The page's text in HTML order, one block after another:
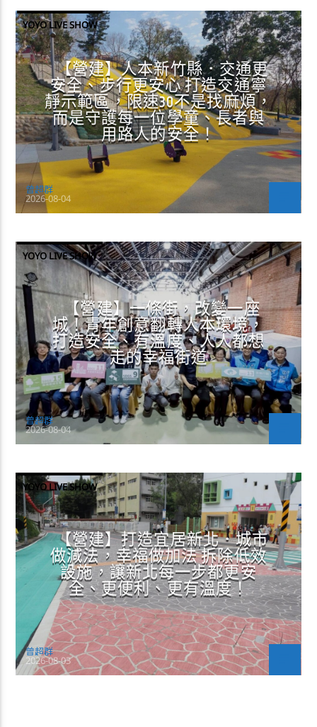
YOYO LIVE SHOW
【營建】人本新竹縣．交通更
安全、步行更安心 打造交通寧
靜示範區，限速30不是找麻煩，
而是守護每一位學童、長者與
用路人的安全！
曾超群
2026-08-04
YOYO LIVE SHOW
【營建】一條街，改變一座
城！青年創意翻轉人本環境，
打造安全、有溫度、人人都想
走的幸福街道
曾超群
2026-08-04
YOYO LIVE SHOW
【營建】打造宜居新北．城市
做減法，幸福做加法 拆除低效
設施，讓新北每一步都更安
全、更便利、更有溫度！
曾超群
2026-08-03